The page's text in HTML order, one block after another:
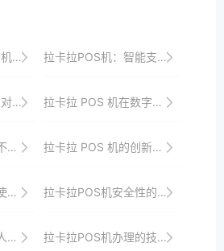
验 拉卡拉POS机：智能支付的领导者
性 拉卡拉 POS 机在数字化支付时代的机遇与挑战
拉卡拉 POS 机的创新功能与应用
拉卡拉POS机安全性的技术支撑
拉卡拉POS机办理的技术支持与用户满意度的关系